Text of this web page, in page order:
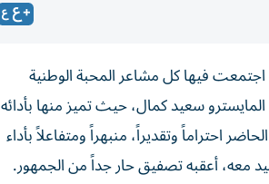
ليلة استثنائية اجتمعت فيها كل مشاعر المحبة الوطنية
سعيد كمال، حيث تميز منها بأدائه
احتراماً وتقديراً، منبهراً ومتفاعلاً بأداء
معه، أعقبه تصفيق حار جداً من الجمهور.